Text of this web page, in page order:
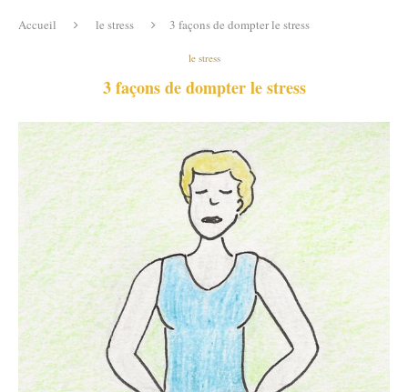
Accueil le stress 3 façons de dompter le stress
le stress
3 façons de dompter le stress